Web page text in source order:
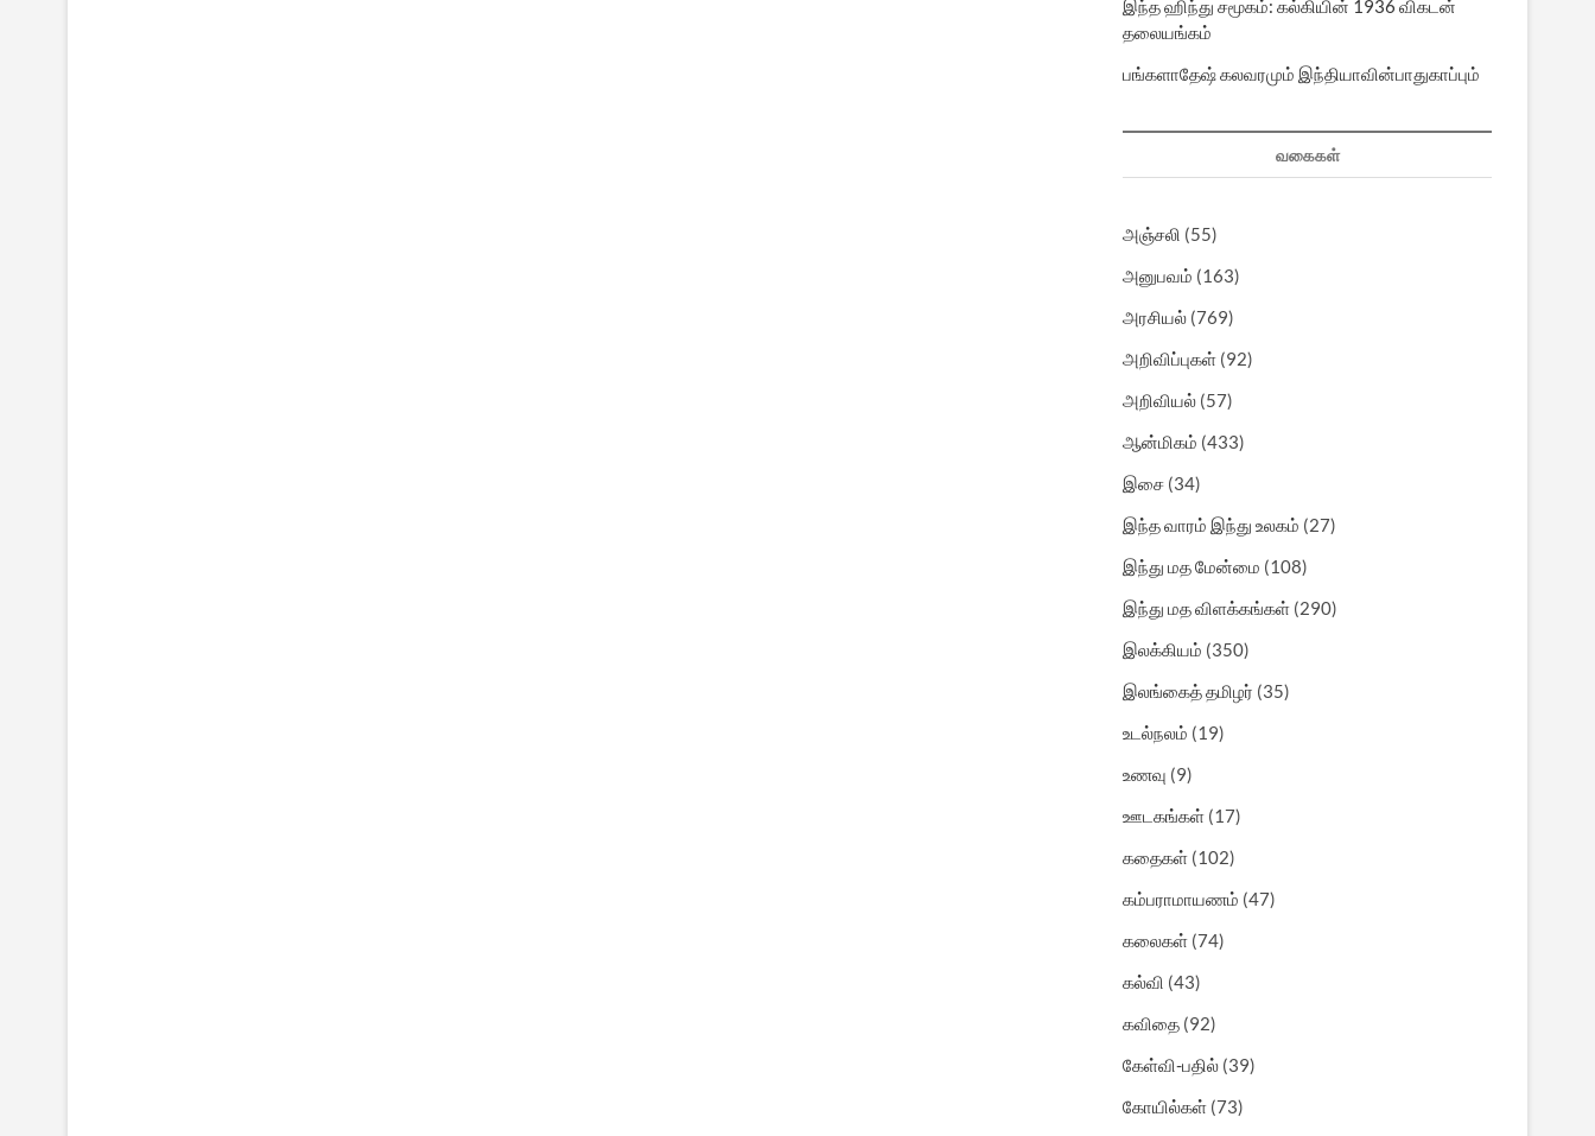
இந்த ஹிந்து சமூகம்: கல்கியின் 1936 விகடன்
தலையங்கம்
பங்களாதேஷ் கலவரமும் இந்தியாவின்பாதுகாப்பும்
வகைகள்
அஞ்சலி (55)
அனுபவம் (163)
அரசியல் (769)
அறிவிப்புகள் (92)
அறிவியல் (57)
ஆன்மிகம் (433)
இசை (34)
இந்த வாரம் இந்து உலகம் (27)
இந்து மத மேன்மை (108)
இந்து மத விளக்கங்கள் (290)
இலக்கியம் (350)
இலங்கைத் தமிழர் (35)
உடல்நலம் (19)
உணவு (9)
ஊடகங்கள் (17)
கதைகள் (102)
கம்பராமாயணம் (47)
கலைகள் (74)
கல்வி (43)
கவிதை (92)
கேள்வி-பதில் (39)
கோயில்கள் (73)